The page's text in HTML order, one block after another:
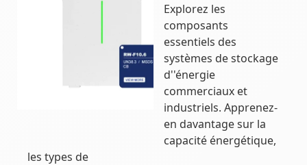
Explorez les
composants
essentiels des
systèmes de stockage
d''énergie
commerciaux et
industriels. Apprenez-
en davantage sur la
capacité énergétique,
les types de